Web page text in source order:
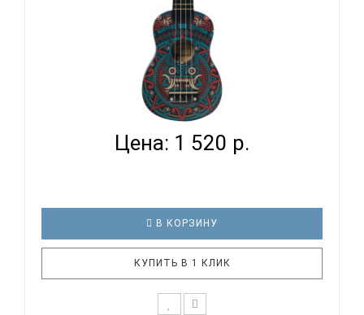
TERRIS JUS-20 MAYA - УКУЛЕЛЕ СОПРАНО...
Цена: 1 520 р.
В КОРЗИНУ
КУПИТЬ В 1 КЛИК